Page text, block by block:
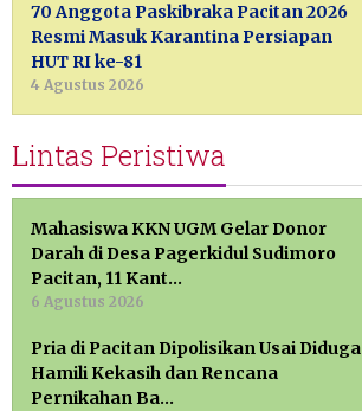
70 Anggota Paskibraka Pacitan 2026
Resmi Masuk Karantina Persiapan
HUT RI ke-81
4 Agustus 2026
Lintas Peristiwa
Mahasiswa KKN UGM Gelar Donor
Darah di Desa Pagerkidul Sudimoro
Pacitan, 11 Kant…
6 Agustus 2026
Pria di Pacitan Dipolisikan Usai Diduga
Hamili Kekasih dan Rencana
Pernikahan Ba…